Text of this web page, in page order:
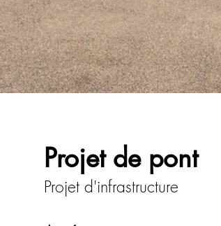
Projet d'infrastructure
Projet de pont